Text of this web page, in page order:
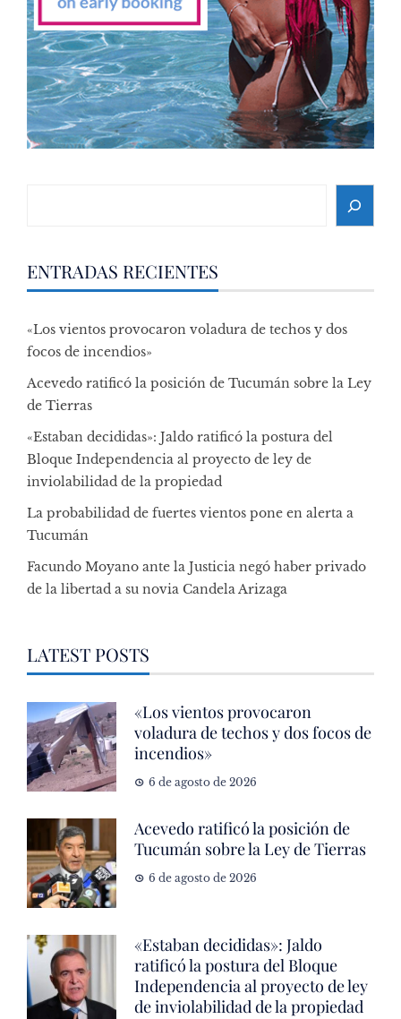
ENTRADAS RECIENTES
«Los vientos provocaron voladura de techos y dos
focos de incendios»
Acevedo ratificó la posición de Tucumán sobre la Ley
de Tierras
«Estaban decididas»: Jaldo ratificó la postura del
Bloque Independencia al proyecto de ley de
inviolabilidad de la propiedad
La probabilidad de fuertes vientos pone en alerta a
Tucumán
Facundo Moyano ante la Justicia negó haber privado
de la libertad a su novia Candela Arizaga
LATEST POSTS
«Los vientos provocaron
voladura de techos y dos focos de
incendios»
6 de agosto de 2026
Acevedo ratificó la posición de
Tucumán sobre la Ley de Tierras
6 de agosto de 2026
«Estaban decididas»: Jaldo
ratificó la postura del Bloque
Independencia al proyecto de ley
de inviolabilidad de la propiedad